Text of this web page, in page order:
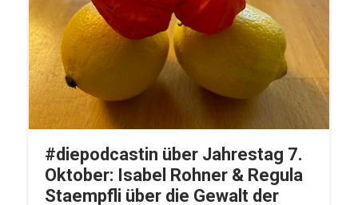
#diepodcastin über Jahrestag 7.
Oktober: Isabel Rohner & Regula
Staempfli über die Gewalt der